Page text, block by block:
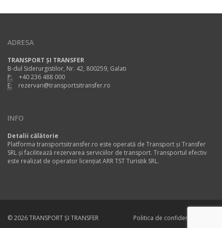
ADRESA
TRANSPORT ȘI TRANSFER
B-dul Siderurgistilor, Nr. 42, 800259, Galati
P:
+40 236 488 000
E:
rezervari@transportsitransfer.ro
INFO
Detalii călătorie
Platforma transportsitransfer.ro este operată de Transport și Transfer
SRL și facilitează rezervarea serviciilor de transport. Transportul efectiv
este realizat de operator licențiat ARR TST Turistik SRL.
© 2026 TRANSPORT ȘI TRANSFER
Politica de confidentialitate